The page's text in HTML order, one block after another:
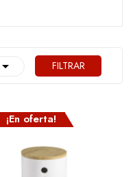
 FILTRAR
¡En oferta!